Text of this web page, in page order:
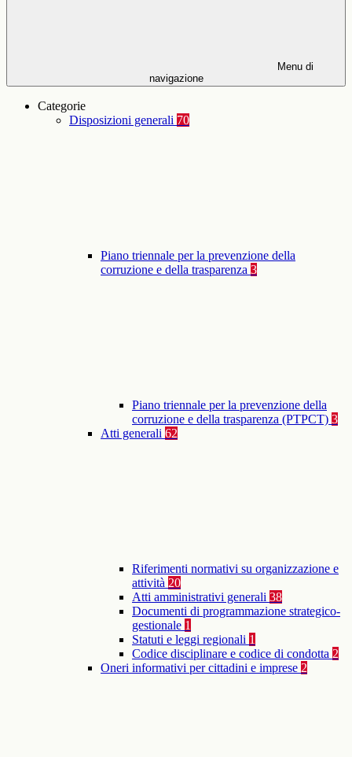
Menu di
navigazione
Categorie
Disposizioni generali 70
Piano triennale per la prevenzione della
corruzione e della trasparenza 3
Piano triennale per la prevenzione della
corruzione e della trasparenza (PTPCT) 3
Atti generali 62
Riferimenti normativi su organizzazione e
attività 20
Atti amministrativi generali 38
Documenti di programmazione strategico-
gestionale 1
Statuti e leggi regionali 1
Codice disciplinare e codice di condotta 2
Oneri informativi per cittadini e imprese 2